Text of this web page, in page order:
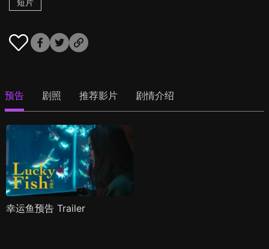
短片
预告 剧照 推荐影片 剧情介绍
幸运鱼预告 Trailer